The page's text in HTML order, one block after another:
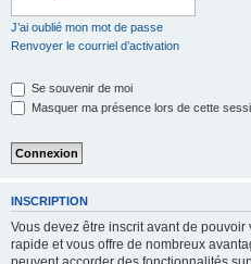
J’ai oublié mon mot de passe
Renvoyer le courriel d’activation
Se souvenir de moi
Masquer ma présence lors de cette
INSCRIPTION
Vous devez être inscrit avant de pouvoir
rapide et vous offre de nombreux